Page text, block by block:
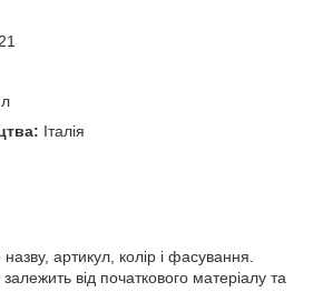
Італія
артикул, колір і фасування.
від початкового матеріалу та